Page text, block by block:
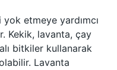
etmeye yardımcı
Kekik, lavanta, çay
bitkiler kullanarak
Lavanta